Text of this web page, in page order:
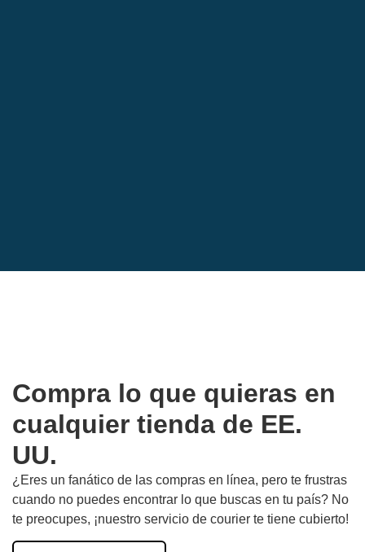
Compra lo que quieras en
cualquier tienda de EE.
UU.​
¿Eres un fanático de las compras en línea, pero te frustras
cuando no puedes encontrar lo que buscas en tu país? No
te preocupes, ¡nuestro servicio de courier te tiene cubierto!